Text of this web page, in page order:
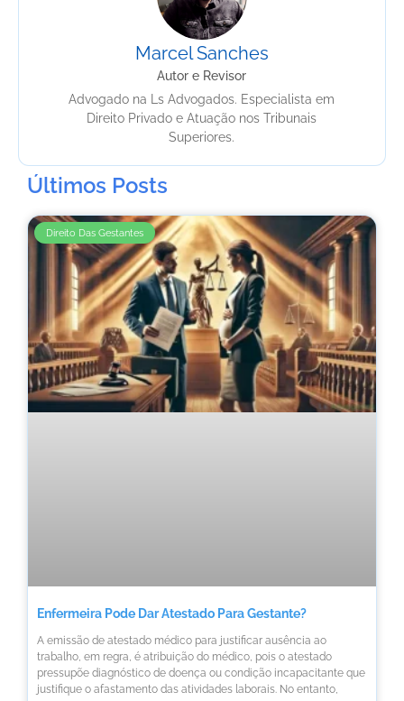
Marcel Sanches
Autor e Revisor
Advogado na Ls Advogados. Especialista em
Direito Privado e Atuação nos Tribunais
Superiores.
Últimos Posts
Direito Das Gestantes
Enfermeira Pode Dar Atestado Para Gestante?
A emissão de atestado médico para justificar ausência ao
trabalho, em regra, é atribuição do médico, pois o atestado
pressupõe diagnóstico de doença ou condição incapacitante que
justifique o afastamento das atividades laborais. No entanto,